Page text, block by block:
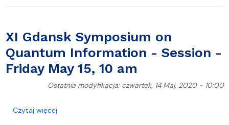
XI Gdansk Symposium on
Quantum Information - Session -
Friday May 15, 10 am
Ostatnia modyfikacja: czwartek, 14 Maj, 2020 - 10:00
Czytaj więcejo XI Gdansk Symposium on Quantum Information